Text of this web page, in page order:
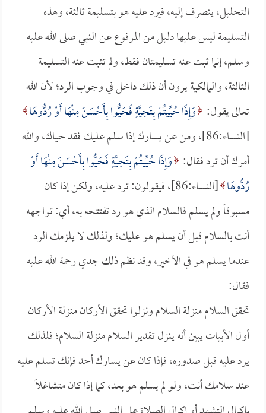
التحليل، ينصرف إليه، فيرد عليه هو بتسليمة ثالثة، وهذه
التسليمة ليس عليها دليل من المرفوع عن النبي صلى الله عليه
وسلم، إنما ثبت عنه تسليمتان فقط، ولم تثبت عنه التسليمة
الثالثة، والمالكية يرون أن ذلك داخل في وجوب الرد؛ لأن الله
تعالى يقول: وَإِذَا حُيِّيتُمْ بِتَحِيَّةٍ فَحَيُّوا بِأَحْسَنَ مِنْهَا أَوْ رُدُّوهَا
[النساء:86]، ومن عن يسارك إذا سلم عليك فقد حياك، والله
أمرك أن ترد فقال: وَإِذَا حُيِّيتُمْ بِتَحِيَّةٍ فَحَيُّوا بِأَحْسَنَ مِنْهَا أَوْ
رُدُّوهَا
[النساء:86]، فيقولون: ترد عليه، ولكن إذا كان
مسبوقاً ولم يسلم فالسلام الذي هو رد تفتتحه به، أي: تواجهه
أنت بالسلام قبل أن يسلم هو عليك؛ ولذلك لا يلزمك الرد
عندما يسلم هو في الأخير، وقد نظم ذلك جدي رحمة الله عليه
فقال:
تحقق السلام منزلة السلام ونزلوا تحقق الأركان منزلة الأركان
أول الأبيات يبين أنه ينزل تقدير السلام منزلة السلام؛ فلذلك
يرد عليه قبل صدوره، فإذا كان عن يسارك أحد فإنك تسلم عليه
عند سلامك أنت، ولو لم يسلم هو بعد، كما إذا كان متشاغلاً